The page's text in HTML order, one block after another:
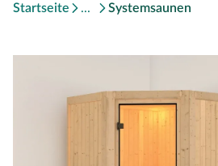
Startseite Systemsaunen